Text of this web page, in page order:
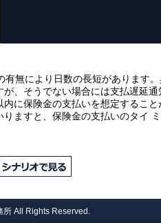
無により日数の長短があります
、そうでない場合には支払遅延
に保険金の支払いを想定するこ
ますと、保険金の支払いのタイ
All Rights Reserved.